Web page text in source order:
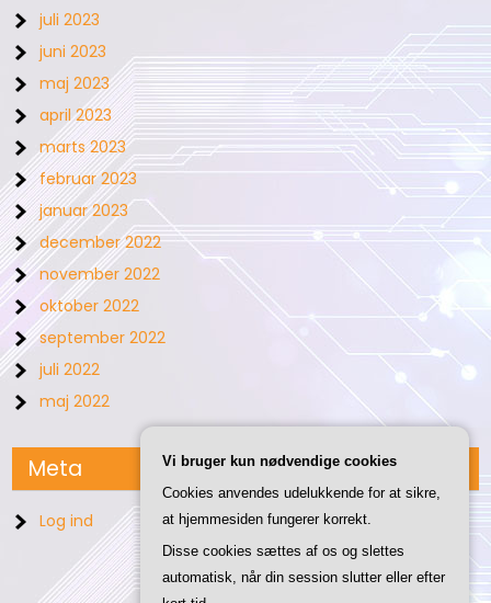
juli 2023
juni 2023
maj 2023
april 2023
marts 2023
februar 2023
januar 2023
december 2022
november 2022
oktober 2022
september 2022
juli 2022
maj 2022
Meta
Log ind
Vi bruger kun nødvendige cookies
Cookies anvendes udelukkende for at sikre,
at hjemmesiden fungerer korrekt.
Disse cookies sættes af os og slettes
automatisk, når din session slutter eller efter